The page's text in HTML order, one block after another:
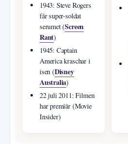
1943: Steve Rogers
får super-soldat
serumet (Screen
Rant)
1945: Captain
America kraschar i
isen (Disney
Australia)
22 juli 2011: Filmen
har premiär (Movie
Insider)